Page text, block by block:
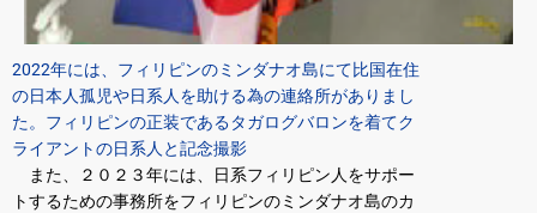
2022年には、フィリピンのミンダナオ島にて比国在住
の日本人孤児や日系人を助ける為の連絡所がありまし
た。フィリピンの正装であるタガログバロンを着てク
ライアントの日系人と記念撮影
また、２０２３年には、日系フィリピン人をサポー
トするための事務所をフィリピンのミンダナオ島のカ